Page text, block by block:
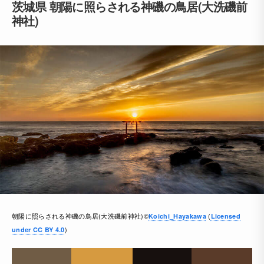
茨城県 朝陽に照らされる神磯の鳥居(大洗磯前
神社)
朝陽に照らされる神磯の鳥居(大洗磯前神社)©Koichi_Hayakawa(Licensed
under CC BY 4.0)